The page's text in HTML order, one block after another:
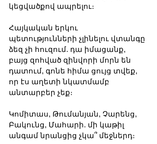
կեցվածքով ապրելու։
Հայկական երկու
պետությունների չլինելու վտանգը
ձեզ չի հուզում. դա իմացանք,
բայց զոհված զինվորի մորն են
դատում, գոնե հիմա ցույց տվեք,
որ էս աղետի նկատմամբ
անտարբեր չեք։
Կոմիտաս, Թումանյան, Չարենց,
Բակունց, Մահարի. մի կաթիլ
անգամ նրանցից չկա՞ մեջներդ։